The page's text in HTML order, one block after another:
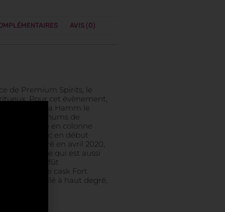
AVIS (0)
de Premium Spirits, le
Pour cet évènement,
avec Claudia Hamm le
grands rhums de
ans distillé en colonne
fût ex-cognac en début
l’a transféré en avril 2020,
Darroze qui est aussi
Spirits, fût
du single cask Fort
Embouteillé à haut degré,